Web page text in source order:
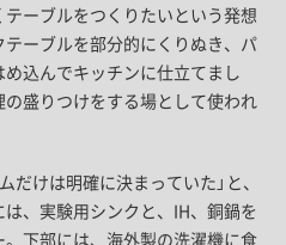
ーブルをつくりたいという発想
ーブルを部分的にくりぬき、パ
込んでキッチンに仕立てまし
盛りつけをする場として使われ
だけは明確に決まっていた」と、
、実験用シンクと、IH、銅鍋を
下部には、海外製の洗濯機に食